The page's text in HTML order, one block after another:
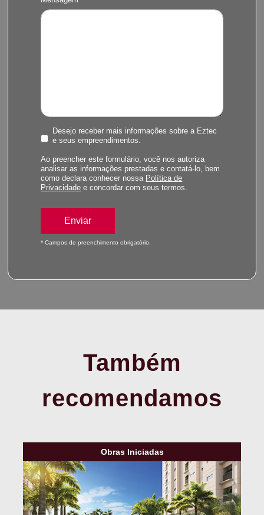
Desejo receber mais informações sobre a Eztec
e seus empreendimentos.
Ao preencher este formulário, você nos autoriza
analisar as informações prestadas e contatá-lo, bem
como declara conhecer nossa Política de
Privacidade e concordar com seus termos.
Enviar
* Campos de preenchimento obrigatório.
Também
recomendamos
Obras Iniciadas